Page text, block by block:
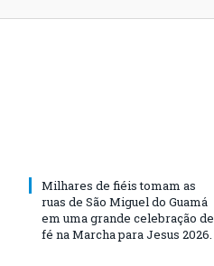
Milhares de fiéis tomam as
ruas de São Miguel do Guamá
em uma grande celebração de
fé na Marcha para Jesus 2026.